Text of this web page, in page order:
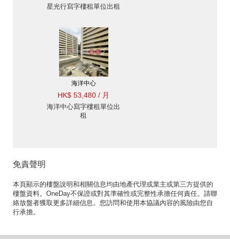
星光行寫字樓租單位出租
海洋中心
HK$ 53,480 / 月
海洋中心寫字樓租單位出
租
免責聲明
本頁顯示的樓盤說明和相關信息均由地產代理或業主或第三方提供的
樓盤資料。OneDay不保證或對其準確性或完整性承擔任何責任。請聯
絡放盤者獲取更多詳細信息。您訪問和使用本協議內容的風險由您自
行承擔。